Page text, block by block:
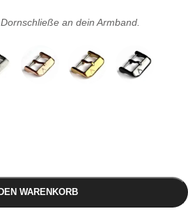
an dein Armband.
WARENKORB